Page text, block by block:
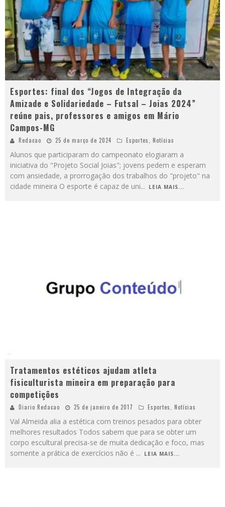
Esportes: final dos “Jogos de Integração da
Amizade e Solidariedade – Futsal – Joias 2024”
reúne pais, professores e amigos em Mário
Campos-MG
Redacao 25 de março de 2024 Esportes Notícias
Alunos que participaram do campeonato elogiaram a
iniciativa do "Projeto Social Joias"; jovens pedem e esperam
com ansiedade, a prorrogação dos trabalhos do "projeto" na
cidade mineira O esporte é capaz de uni... LEIA MAIS...
Tratamentos estéticos ajudam atleta
fisiculturista mineira em preparação para
competições
Diario Redacao 25 de janeiro de 2017 Esportes Notícias
Val Almeida alia a estética com treinos pesados para obter
melhores resultados Todos sabem que para se obter um
corpo escultural precisa-se de muita dedicação e foco, mas
somente a prática de exercícios não é ... LEIA MAIS...